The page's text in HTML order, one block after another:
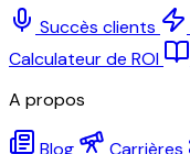
Succès clients
Calculateur de ROI
A propos
Blog Carrières